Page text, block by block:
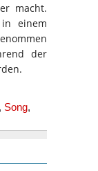
macht.
einem
der
, Song,